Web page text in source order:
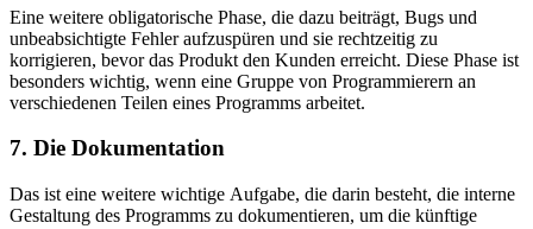
Eine weitere obligatorische Phase, die dazu beiträgt, Bugs und
unbeabsichtigte Fehler aufzuspüren und sie rechtzeitig zu
korrigieren, bevor das Produkt den Kunden erreicht. Diese Phase ist
besonders wichtig, wenn eine Gruppe von Programmierern an
verschiedenen Teilen eines Programms arbeitet.
7. Die Dokumentation
Das ist eine weitere wichtige Aufgabe, die darin besteht, die interne
Gestaltung des Programms zu dokumentieren, um die künftige